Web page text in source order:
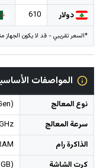
دولار
610
*السعر تقريبي - قد لا يكون الجهاز
المواصفات
نوع المعالج
سرعة المعالج
الذاكرة رام
كرت الشاشة